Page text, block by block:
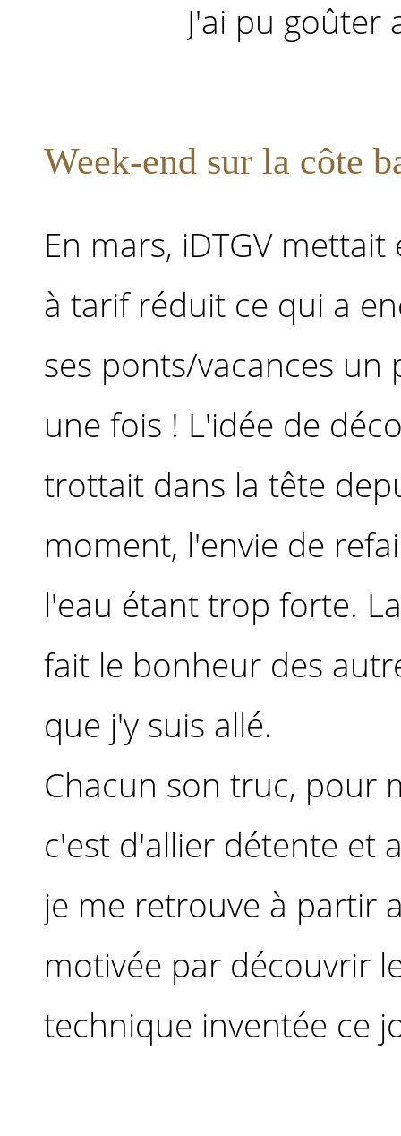
J'ai pu goûter
Week-end sur la côte
En mars, iDTGV
à tarif réduit ce qui a
ses ponts/vacances un
une fois ! L'idée de
trottait dans la tête
moment, l'envie de
l'eau étant trop forte.
fait le bonheur des
que j'y suis allé.
Chacun son truc, pour
c'est d'allier détente et
je me retrouve à partir
motivée par découvrir
technique inventée ce